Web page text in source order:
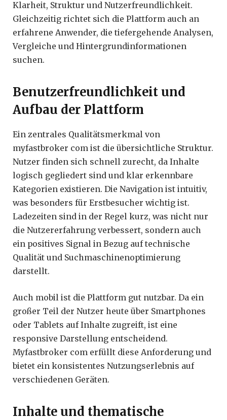
Klarheit, Struktur und Nutzerfreundlichkeit.
Gleichzeitig richtet sich die Plattform auch an
erfahrene Anwender, die tiefergehende Analysen,
Vergleiche und Hintergrundinformationen
suchen.
Benutzerfreundlichkeit und
Aufbau der Plattform
Ein zentrales Qualitätsmerkmal von
myfastbroker com ist die übersichtliche Struktur.
Nutzer finden sich schnell zurecht, da Inhalte
logisch gegliedert sind und klar erkennbare
Kategorien existieren. Die Navigation ist intuitiv,
was besonders für Erstbesucher wichtig ist.
Ladezeiten sind in der Regel kurz, was nicht nur
die Nutzererfahrung verbessert, sondern auch
ein positives Signal in Bezug auf technische
Qualität und Suchmaschinenoptimierung
darstellt.
Auch mobil ist die Plattform gut nutzbar. Da ein
großer Teil der Nutzer heute über Smartphones
oder Tablets auf Inhalte zugreift, ist eine
responsive Darstellung entscheidend.
Myfastbroker com erfüllt diese Anforderung und
bietet ein konsistentes Nutzungserlebnis auf
verschiedenen Geräten.
Inhalte und thematische